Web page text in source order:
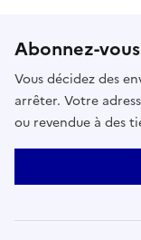
Abonnez-
Vous décidez des
arrêter. Votre
ou revendue à des